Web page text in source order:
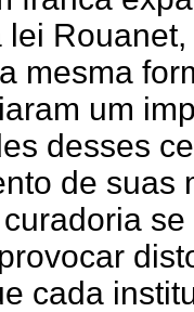
lei
mesma
um
desses
de suas
cada